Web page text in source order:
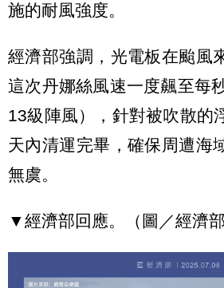
施的耐風強度。
經濟部強調，光電板在颱風
這次丹娜絲風速一度飆至每
13級陣風），針對被吹散的
天內清運完畢，確保周遭海
無虞。
▼經濟部回應。（圖／經濟部